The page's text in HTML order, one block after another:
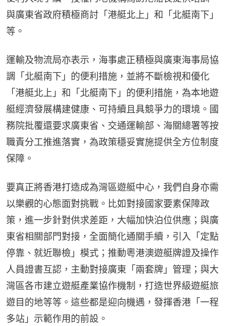
與廣東省政府積極商討「港艇北上」和「北艇南下」
等。
運輸及物流局亦表示，海事處正積極與廣東海事局協
調「北艇南下」的便利措施，並將不斷檢視和優化
「港艇北上」和「北艇南下」的便利措施，為本地遊
艇經濟發展構建健康、可持續且具競爭力的環境。國
務院批覆還要求廣東省、交通運輸部、海關總署等按
職責分工推進落實，為政策穩妥實施提供全方位制度
保障。
要真正將香港打造成為灣區遊艇中心，我們自身亦需
以樂觀的心態面對挑戰。比如對接國家要素保障政
策，進一步針對供求差距，大幅加快泊位供應；與廣
東省相關部門對接，全面簡化通關手續，引入「定點
停靠、就近聯檢」模式；推動粵港澳遊艇牌證及操作
人員證書互認，主動對接廣東「兩套牌」管理；與大
灣區各市建立遊艇產業協作機制，打造世界級遊艇旅
遊目的地等等。這些都是迎向機遇，發揮香港「一程
多站」示範作用的前設。